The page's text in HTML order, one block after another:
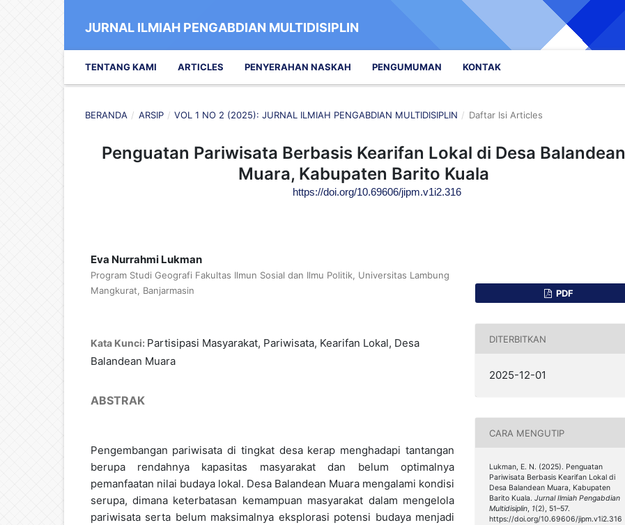
JURNAL ILMIAH PENGABDIAN MULTIDISIPLIN
TENTANG KAMI ARTICLES PENYERAHAN NASKAH PENGUMUMAN KONTAK
BERANDA / ARSIP / VOL 1 NO 2 (2025): JURNAL ILMIAH PENGABDIAN MULTIDISIPLIN / Daftar Isi Articles
Penguatan Pariwisata Berbasis Kearifan Lokal di Desa Balandean
Muara, Kabupaten Barito Kuala
https://doi.org/10.69606/jipm.v1i2.316
Eva Nurrahmi Lukman
Program Studi Geografi Fakultas Ilmun Sosial dan Ilmu Politik, Universitas Lambung
Mangkurat, Banjarmasin
Kata Kunci: Partisipasi Masyarakat, Pariwisata, Kearifan Lokal, Desa
Balandean Muara
ABSTRAK
Pengembangan pariwisata di tingkat desa kerap menghadapi tantangan
berupa rendahnya kapasitas masyarakat dan belum optimalnya
pemanfaatan nilai budaya lokal. Desa Balandean Muara mengalami kondisi
serupa, dimana keterbatasan kemampuan masyarakat dalam mengelola
pariwisata serta belum maksimalnya eksplorasi potensi budaya menjadi
PDF
DITERBITKAN
2025-12-01
CARA MENGUTIP
Lukman, E. N. (2025). Penguatan
Pariwisata Berbasis Kearifan Lokal di
Desa Balandean Muara, Kabupaten
Barito Kuala.Jurnal Ilmiah Pengabdian
Multidisiplin, 1(2), 51–57.
https://doi.org/10.69606/jipm.v1i2.316